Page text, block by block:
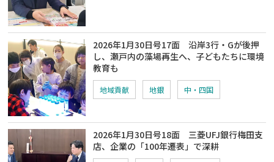
2026年1月30日号17面 沿岸3行・Gが後押
し、瀬戸内の藻場再生へ、子どもたちに環境
教育も
地域貢献 地銀 中・四国
2026年1月30日号18面 三菱UFJ銀行梅田支
店、企業の「100年遷表」で深耕